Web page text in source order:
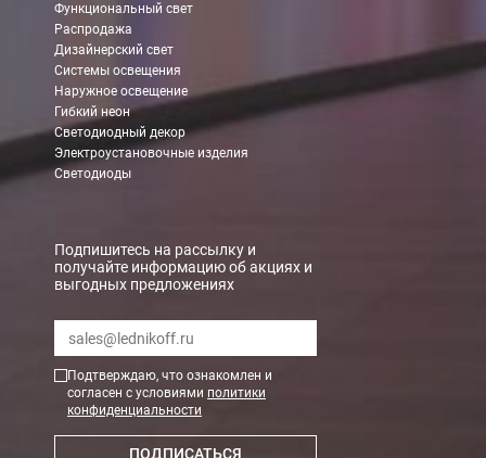
Функциональный свет
Распродажа
Дизайнерский свет
Системы освещения
Наружное освещение
Гибкий неон
Светодиодный декор
Электроустановочные изделия
Светодиоды
Подпишитесь на рассылку и
получайте информацию об акциях и
выгодных предложениях
Подтверждаю, что ознакомлен и
согласен с условиями политики
конфиденциальности
ПОДПИСАТЬСЯ